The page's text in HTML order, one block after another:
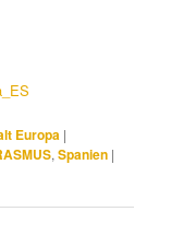
Europa |
,Spanien |